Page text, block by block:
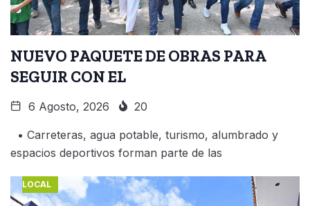
NUEVO PAQUETE DE OBRAS PARA
SEGUIR CON EL
6 Agosto, 2026 20
• Carreteras, agua potable, turismo, alumbrado y
espacios deportivos forman parte de las
LOCAL